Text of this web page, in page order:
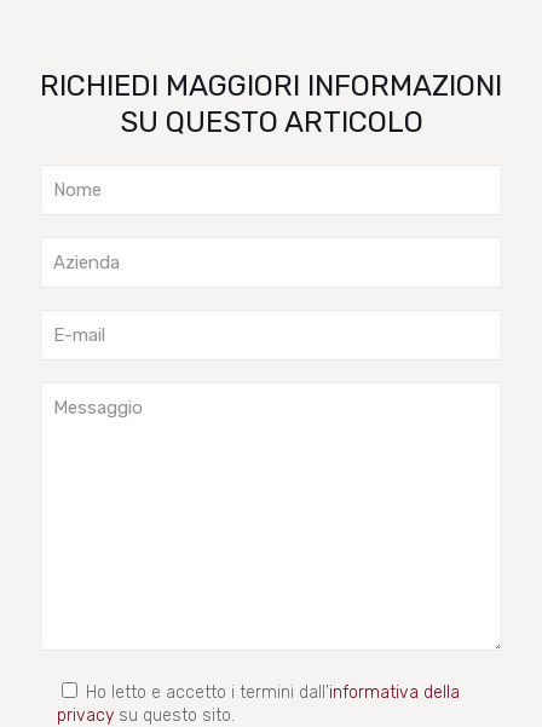
RICHIEDI MAGGIORI INFORMAZIONI
SU QUESTO ARTICOLO
Ho letto e accetto i termini dall'informativa della
privacy su questo sito.